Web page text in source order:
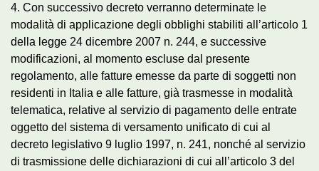
4. Con successivo decreto verranno determinate le
modalità di applicazione degli obblighi stabiliti all’articolo 1
della legge 24 dicembre 2007 n. 244, e successive
modificazioni, al momento escluse dal presente
regolamento, alle fatture emesse da parte di soggetti non
residenti in Italia e alle fatture, già trasmesse in modalità
telematica, relative al servizio di pagamento delle entrate
oggetto del sistema di versamento unificato di cui al
decreto legislativo 9 luglio 1997, n. 241, nonché al servizio
di trasmissione delle dichiarazioni di cui all’articolo 3 del